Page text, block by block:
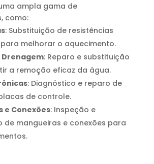
ampla gama de
como:
: Substituição de resistências
melhorar o aquecimento.
Drenagem: Reparo e substituição
a remoção eficaz da água.
: Diagnóstico e reparo de
de controle.
e Conexões: Inspeção e
de mangueiras e conexões para